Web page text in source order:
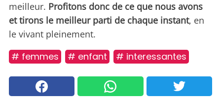
meilleur. Profitons donc de ce que nous avons
et tirons le meilleur parti de chaque instant, en
le vivant pleinement.
# femmes # enfant # interessantes